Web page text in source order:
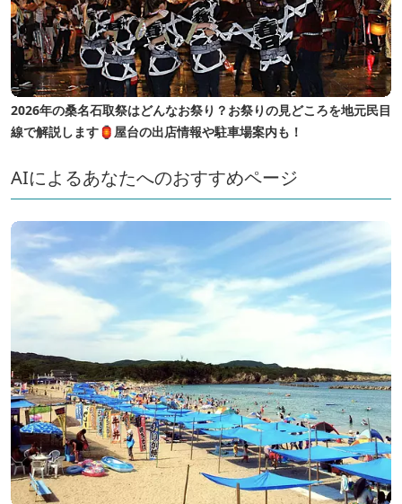
2026年の桑名石取祭はどんなお祭り？お祭りの見どころを地元民目
線で解説します🏮屋台の出店情報や駐車場案内も！
AIによるあなたへのおすすめページ